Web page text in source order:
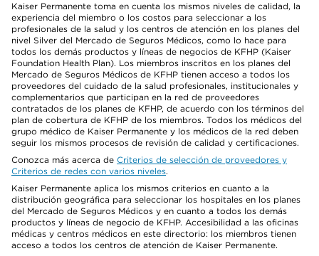
Kaiser Permanente toma en cuenta los mismos niveles de calidad, la
experiencia del miembro o los costos para seleccionar a los
profesionales de la salud y los centros de atención en los planes del
nivel Silver del Mercado de Seguros Médicos, como lo hace para
todos los demás productos y líneas de negocios de KFHP (Kaiser
Foundation Health Plan). Los miembros inscritos en los planes del
Mercado de Seguros Médicos de KFHP tienen acceso a todos los
proveedores del cuidado de la salud profesionales, institucionales y
complementarios que participan en la red de proveedores
contratados de los planes de KFHP, de acuerdo con los términos del
plan de cobertura de KFHP de los miembros. Todos los médicos del
grupo médico de Kaiser Permanente y los médicos de la red deben
seguir los mismos procesos de revisión de calidad y certificaciones.
Conozca más acerca de Criterios de selección de proveedores y
Criterios de redes con varios niveles.
Kaiser Permanente aplica los mismos criterios en cuanto a la
distribución geográfica para seleccionar los hospitales en los planes
del Mercado de Seguros Médicos y en cuanto a todos los demás
productos y líneas de negocio de KFHP. Accesibilidad a las oficinas
médicas y centros médicos en este directorio: los miembros tienen
acceso a todos los centros de atención de Kaiser Permanente.